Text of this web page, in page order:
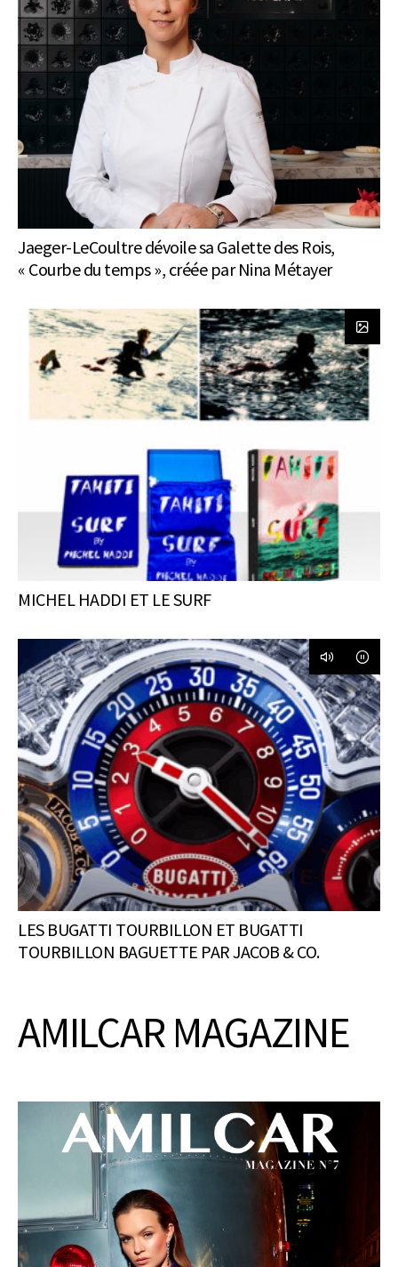
Jaeger-LeCoultre dévoile sa Galette des Rois,
« Courbe du temps », créée par Nina Métayer
MICHEL HADDI ET LE SURF
LES BUGATTI TOURBILLON ET BUGATTI
TOURBILLON BAGUETTE PAR JACOB & CO.
AMILCAR MAGAZINE